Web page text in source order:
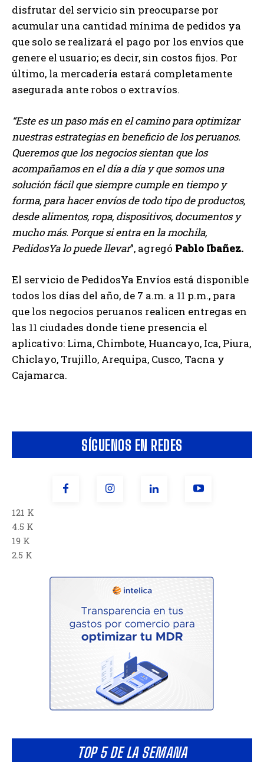
SÍGUENOS EN REDES
121 K
4.5 K
19 K
2.5 K
TOP 5 DE LA SEMANA
disfrutar del servicio sin preocuparse por
acumular una cantidad mínima de pedidos ya
que solo se realizará el pago por los envíos que
genere el usuario; es decir, sin costos fijos. Por
último, la mercadería estará completamente
asegurada ante robos o extravíos.
“Este es un paso más en el camino para optimizar
nuestras estrategias en beneficio de los peruanos.
Queremos que los negocios sientan que los
acompañamos en el día a día y que somos una
solución fácil que siempre cumple en tiempo y
forma, para hacer envíos de todo tipo de productos,
desde alimentos, ropa, dispositivos, documentos y
mucho más. Porque si entra en la mochila,
PedidosYa lo puede llevar”, agregó Pablo Ibañez.
El servicio de PedidosYa Envíos está disponible
todos los días del año, de 7 a.m. a 11 p.m., para
que los negocios peruanos realicen entregas en
las 11 ciudades donde tiene presencia el
aplicativo: Lima, Chimbote, Huancayo, Ica, Piura,
Chiclayo, Trujillo, Arequipa, Cusco, Tacna y
Cajamarca.